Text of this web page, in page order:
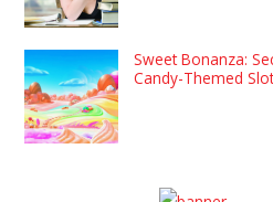
Sweet Bonanza:
Candy-Themed